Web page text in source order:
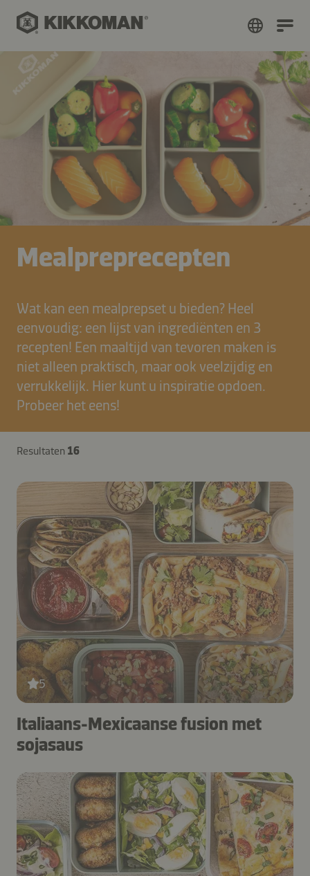
Mealpreprecepten
Wat kan een mealprepset u bieden? Heel
eenvoudig: een lijst van ingrediënten en 3
recepten! Een maaltijd van tevoren maken is
niet alleen praktisch, maar ook veelzijdig en
verrukkelijk. Hier kunt u inspiratie opdoen.
Probeer het eens!
Resultaten 16
5
Italiaans-Mexicaanse fusion met
sojasaus